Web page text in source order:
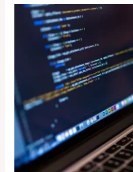
Überwachung
Netzwerks
ist
das
A
und
O